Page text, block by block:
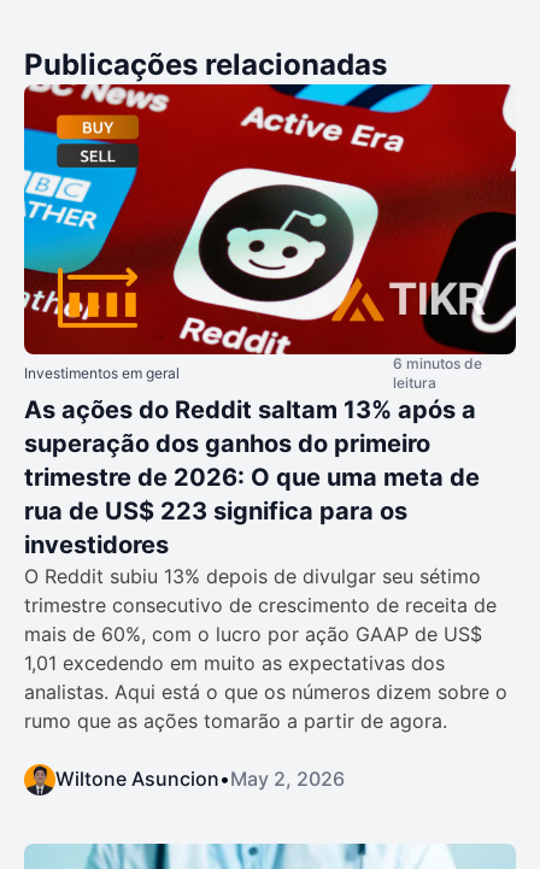
Publicações relacionadas
Investimentos em geral
6 minutos de
leitura
As ações do Reddit saltam 13% após a
superação dos ganhos do primeiro
trimestre de 2026: O que uma meta de
rua de US$ 223 significa para os
investidores
O Reddit subiu 13% depois de divulgar seu sétimo
trimestre consecutivo de crescimento de receita de
mais de 60%, com o lucro por ação GAAP de US$
1,01 excedendo em muito as expectativas dos
analistas. Aqui está o que os números dizem sobre o
rumo que as ações tomarão a partir de agora.
Wiltone Asuncion•May 2, 2026